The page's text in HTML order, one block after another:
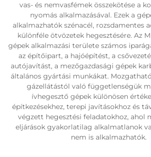
vas- és nemvasfémek összekötése a
nyomás alkalmazásával. Ezek a
alkalmazhatók szénacél, rozsdamentes
különféle ötvözetek hegesztésére. Az
gépek alkalmazási területe számos
az építőipart, a hajóépítést, a
autójavítást, a mezőgazdasági gépek
általános gyártási munkákat.
gázellátástól való függetlenségük
ívhegesztő gépek különösen
építkezésekhez, terepi javításokhoz és
végzett hegesztési feladatokhoz, ahol
eljárások gyakorlatilag alkalmatlanok
nem is alkalmazhatók.